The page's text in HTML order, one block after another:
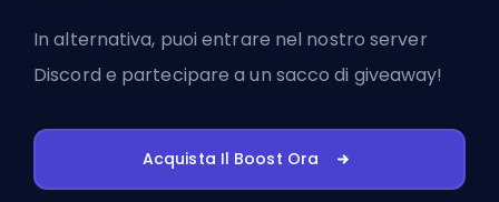
In alternativa, puoientrare nel nostro server
Discord e partecipare a un sacco di giveaway!
Acquista Il Boost Ora